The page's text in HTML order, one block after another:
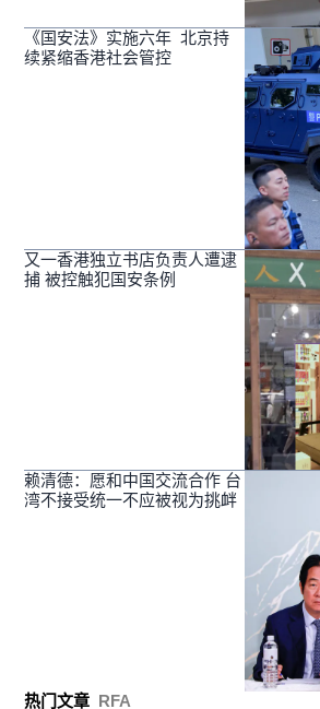
《国安法》实施六年 北京持
续紧缩香港社会管控
又一香港独立书店负责人遭逮
捕 被控触犯国安条例
赖清德：愿和中国交流合作 台
湾不接受统一不应被视为挑衅
热门文章 RFA